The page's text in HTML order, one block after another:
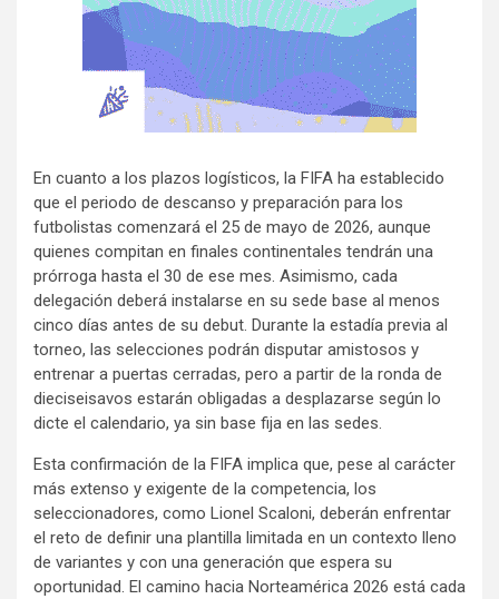
En cuanto a los plazos logísticos, la FIFA ha establecido
que el periodo de descanso y preparación para los
futbolistas comenzará el 25 de mayo de 2026, aunque
quienes compitan en finales continentales tendrán una
prórroga hasta el 30 de ese mes. Asimismo, cada
delegación deberá instalarse en su sede base al menos
cinco días antes de su debut. Durante la estadía previa al
torneo, las selecciones podrán disputar amistosos y
entrenar a puertas cerradas, pero a partir de la ronda de
dieciseisavos estarán obligadas a desplazarse según lo
dicte el calendario, ya sin base fija en las sedes.
Esta confirmación de la FIFA implica que, pese al carácter
más extenso y exigente de la competencia, los
seleccionadores, como Lionel Scaloni, deberán enfrentar
el reto de definir una plantilla limitada en un contexto lleno
de variantes y con una generación que espera su
oportunidad. El camino hacia Norteamérica 2026 está cada